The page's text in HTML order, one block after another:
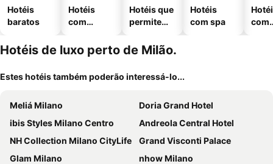
Hotéis
baratos
Hotéis
com
Hotéis que
permitem
Hotéis
com spa
com
Hotéis de luxo perto de Milão.
Estes hotéis também poderão interessá-lo...
Meliá Milano
Doria Grand Hotel
ibis Styles Milano Centro
Andreola Central Hotel
NH Collection Milano CityLife
Grand Visconti Palace
Glam Milano
nhow Milano